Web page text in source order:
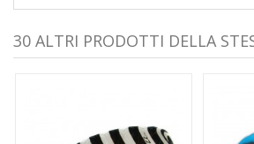
30 ALTRI PRODOTTI DELLA